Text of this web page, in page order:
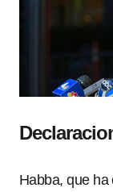
Habba, que ha